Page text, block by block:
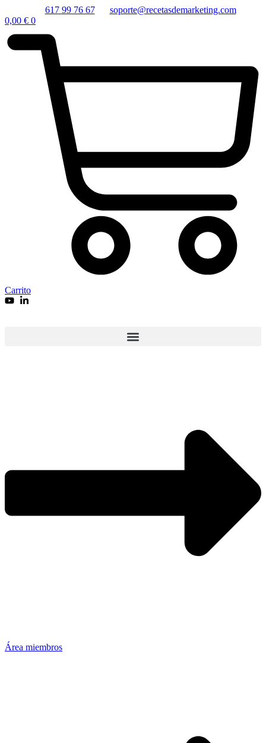
617 99 76 67
soporte@recetasdemarketing.com
0,00 € 0
Carrito
Área miembros